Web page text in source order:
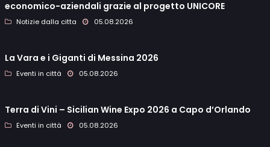
economico-aziendali grazie al progetto UNICORE
Notizie dalla citta 05.08.2026
La Vara e i Giganti di Messina 2026
Eventi in città 05.08.2026
Terra di Vini – Sicilian Wine Expo 2026 a Capo d’Orlando
Eventi in città 05.08.2026